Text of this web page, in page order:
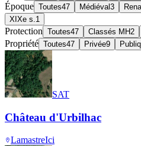
Époque Toutes47 Médiéval 3
XIXe s. 1
Protection Toutes47 Classés MH2
Propriété Toutes47 Privée9
SAT
Château d'Urbilhac
LamastreIci